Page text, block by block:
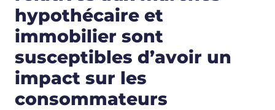
hypothécaire et
immobilier sont
susceptibles d’avoir un
impact sur les
consommateurs